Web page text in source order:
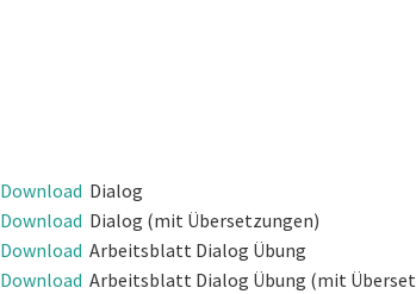
Download Dialog
Download Dialog (mit Übersetzungen)
Download Arbeitsblatt Dialog Übung
Download Arbeitsblatt Dialog Übung (mit